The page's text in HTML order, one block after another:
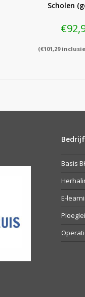
Scholen
€
(€101,29
Basis
E-